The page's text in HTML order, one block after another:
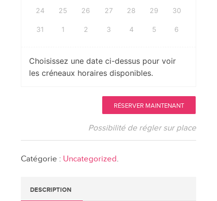
24 25 26 27 28 29 30
31 1 2 3 4 5 6
Choisissez une date ci-dessus pour voir
les créneaux horaires disponibles.
constellations
février
RÉSERVER MAINTENANT
Possibilité de régler sur place
Catégorie : Uncategorized.
DESCRIPTION